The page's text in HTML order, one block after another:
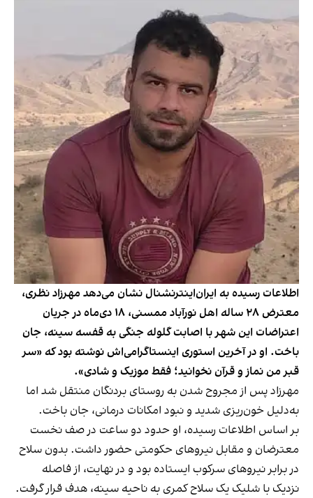
اطلاعات رسیده به ایران‌اینترنشنال نشان می‌دهد مهرزاد نظری،
معترض ۲۸ ساله اهل نورآباد ممسنی، ۱۸ دی‌ماه در جریان
اعتراضات این شهر با اصابت گلوله جنگی به قفسه سینه، جان
باخت. او در آخرین استوری اینستاگرامی‌اش نوشته بود که «سر
قبر من نماز و قرآن نخوانید؛ فقط موزیک و شادی».
مهرزاد پس از مجروح شدن به روستای بردنگان منتقل شد اما
به‌دلیل خون‌ریزی شدید و نبود امکانات درمانی، جان باخت.
بر اساس اطلاعات رسیده، او حدود دو ساعت در صف نخست
معترضان و مقابل نیروهای حکومتی حضور داشت. بدون سلاح
در برابر نیروهای سرکوب ایستاده بود و در نهایت، از فاصله
نزدیک با شلیک یک سلاح کمری به ناحیه سینه، هدف قرار گرفت.